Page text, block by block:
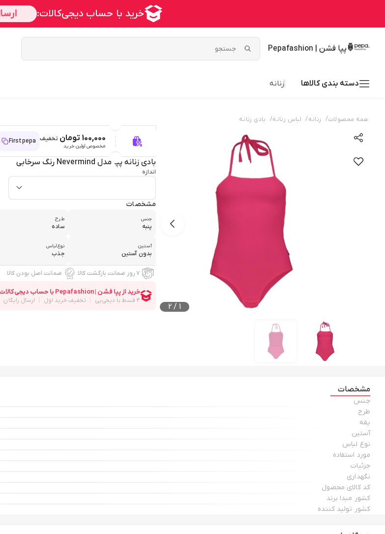
پپا فشن | Pepafashion
دسته بندی کالاها زنانه
همه محصولات/ زنانه/ لباس زنانه/ بادی زنانه
1
/
2
100,000 تومان تخفیف
مخصوص اولین خرید
Firstpepa
بادی زنانه پپا مدل Nevermind رنگ سرخابی
اندازه
مشخصات
جنس
پنبه
طرح
ساده
آستین
بدون آستین
نوع لباس
جذب
۷ روز ضمانت بازگشت کالا ضمانت اصل بودن کالا
مشخصات
جنس
طرح
یقه
آستین
نوع لباس
مورد استفاده
جزئیات
نگهداری
کد کالای محصول
کشور مبدا برند
کشور تولید کننده